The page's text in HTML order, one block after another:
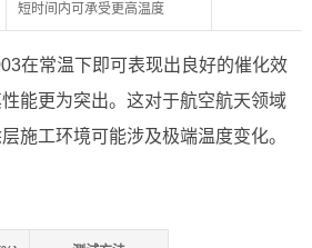
短时间内可承受更高温度
在常温下即可表现出良好的催化效
能更为突出。这对于航空航天领域
施工环境可能涉及极端温度变化。